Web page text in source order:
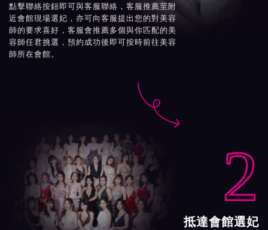
點擊聯絡按鈕即可與客服聯絡，客服推薦至附
近會館現場選妃，亦可向客服提出您的對美容
師的要求喜好，客服會推薦多個與你匹配的美
容師任君挑選，預約成功後即可按時前往美容
師所在會館。

2
抵達會館選妃